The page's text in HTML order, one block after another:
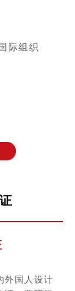
际组织
外国人设计